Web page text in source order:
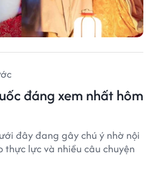
đáng xem nhất hôm
đây đang gây chú ý nhờ nội
thực lực và nhiều câu chuyện